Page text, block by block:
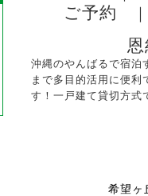
ご予約
沖縄のやんばるで宿泊
まで多目的活用に便利
す！一戸建て貸切方式
希望ヶ